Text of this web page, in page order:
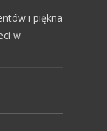
i piękna
w